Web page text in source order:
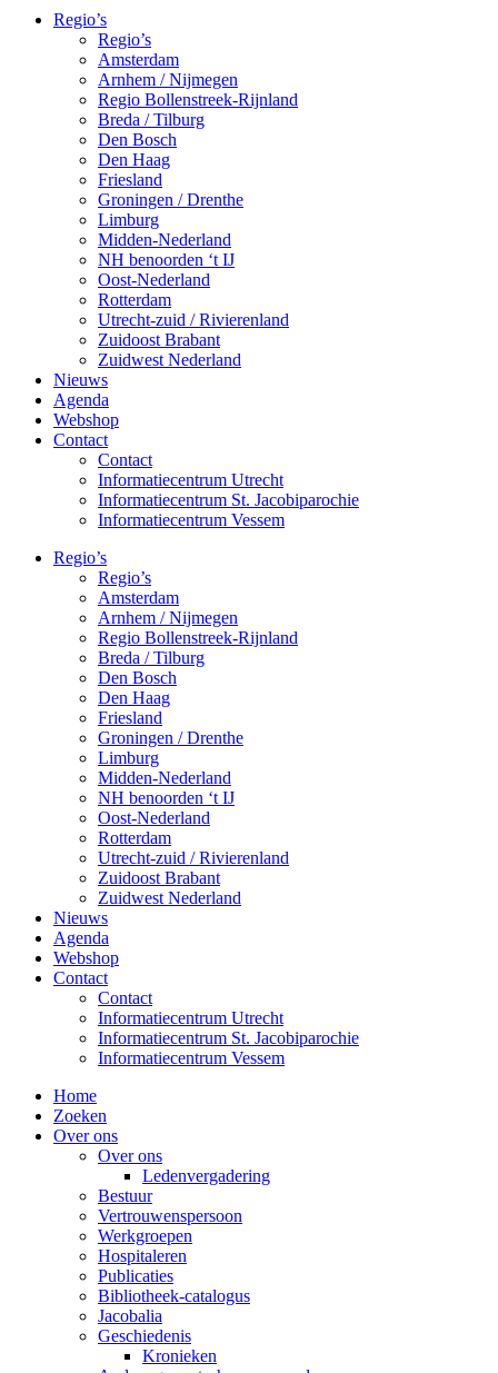
Regio’s
Regio’s
Amsterdam
Arnhem / Nijmegen
Regio Bollenstreek-Rijnland
Breda / Tilburg
Den Bosch
Den Haag
Friesland
Groningen / Drenthe
Limburg
Midden-Nederland
NH benoorden ‘t IJ
Oost-Nederland
Rotterdam
Utrecht-zuid / Rivierenland
Zuidoost Brabant
Zuidwest Nederland
Nieuws
Agenda
Webshop
Contact
Contact
Informatiecentrum Utrecht
Informatiecentrum St. Jacobiparochie
Informatiecentrum Vessem
Regio’s
Regio’s
Amsterdam
Arnhem / Nijmegen
Regio Bollenstreek-Rijnland
Breda / Tilburg
Den Bosch
Den Haag
Friesland
Groningen / Drenthe
Limburg
Midden-Nederland
NH benoorden ‘t IJ
Oost-Nederland
Rotterdam
Utrecht-zuid / Rivierenland
Zuidoost Brabant
Zuidwest Nederland
Nieuws
Agenda
Webshop
Contact
Contact
Informatiecentrum Utrecht
Informatiecentrum St. Jacobiparochie
Informatiecentrum Vessem
Home
Zoeken
Over ons
Over ons
Ledenvergadering
Bestuur
Vertrouwenspersoon
Werkgroepen
Hospitaleren
Publicaties
Bibliotheek-catalogus
Jacobalia
Geschiedenis
Kronieken